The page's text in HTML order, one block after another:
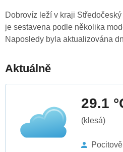
Dobrovíz leží v kraji
je sestavena podle několika
Naposledy byla aktualizována
Aktuálně
29.1
(klesá)